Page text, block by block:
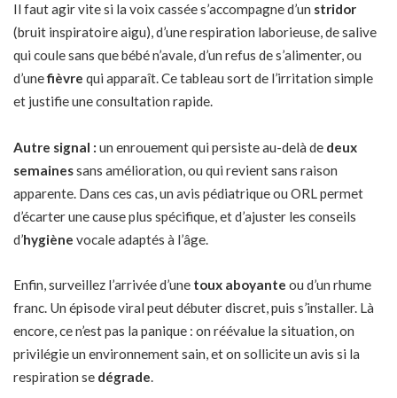
Il faut agir vite si la voix cassée s’accompagne d’un stridor
(bruit inspiratoire aigu), d’une respiration laborieuse, de salive
qui coule sans que bébé n’avale, d’un refus de s’alimenter, ou
d’unefièvre qui apparaît. Ce tableau sort de l’irritation simple
et justifie une consultation rapide.
Autre signal : un enrouement qui persiste au-delà de deux
semainessans amélioration, ou qui revient sans raison
apparente. Dans ces cas, un avis pédiatrique ou ORL permet
d’écarter une cause plus spécifique, et d’ajuster les conseils
d’hygiène vocale adaptés à l’âge.
Enfin, surveillez l’arrivée d’une toux aboyante ou d’un rhume
franc. Un épisode viral peut débuter discret, puis s’installer. Là
encore, ce n’est pas la panique : on réévalue la situation, on
privilégie un environnement sain, et on sollicite un avis si la
respiration se dégrade.